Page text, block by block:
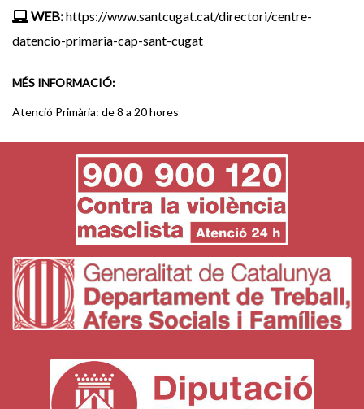
WEB:https://www.santcugat.cat/directori/centre-
datencio-primaria-cap-sant-cugat
MÉS INFORMACIÓ:
Atenció Primària: de 8 a 20 hores